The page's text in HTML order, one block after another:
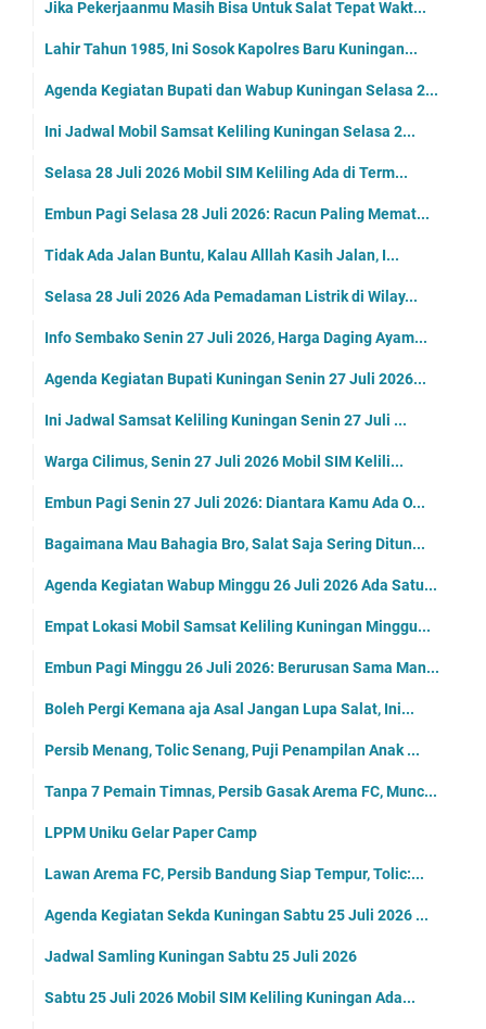
Jika Pekerjaanmu Masih Bisa Untuk Salat Tepat Wakt...
Lahir Tahun 1985, Ini Sosok Kapolres Baru Kuningan...
Agenda Kegiatan Bupati dan Wabup Kuningan Selasa 2...
Ini Jadwal Mobil Samsat Keliling Kuningan Selasa 2...
Selasa 28 Juli 2026 Mobil SIM Keliling Ada di Term...
Embun Pagi Selasa 28 Juli 2026: Racun Paling Memat...
Tidak Ada Jalan Buntu, Kalau Alllah Kasih Jalan, I...
Selasa 28 Juli 2026 Ada Pemadaman Listrik di Wilay...
Info Sembako Senin 27 Juli 2026, Harga Daging Ayam...
Agenda Kegiatan Bupati Kuningan Senin 27 Juli 2026...
Ini Jadwal Samsat Keliling Kuningan Senin 27 Juli ...
Warga Cilimus, Senin 27 Juli 2026 Mobil SIM Kelili...
Embun Pagi Senin 27 Juli 2026: Diantara Kamu Ada O...
Bagaimana Mau Bahagia Bro, Salat Saja Sering Ditun...
Agenda Kegiatan Wabup Minggu 26 Juli 2026 Ada Satu...
Empat Lokasi Mobil Samsat Keliling Kuningan Minggu...
Embun Pagi Minggu 26 Juli 2026: Berurusan Sama Man...
Boleh Pergi Kemana aja Asal Jangan Lupa Salat, Ini...
Persib Menang, Tolic Senang, Puji Penampilan Anak ...
Tanpa 7 Pemain Timnas, Persib Gasak Arema FC, Munc...
LPPM Uniku Gelar Paper Camp
Lawan Arema FC, Persib Bandung Siap Tempur, Tolic:...
Agenda Kegiatan Sekda Kuningan Sabtu 25 Juli 2026 ...
Jadwal Samling Kuningan Sabtu 25 Juli 2026
Sabtu 25 Juli 2026 Mobil SIM Keliling Kuningan Ada...